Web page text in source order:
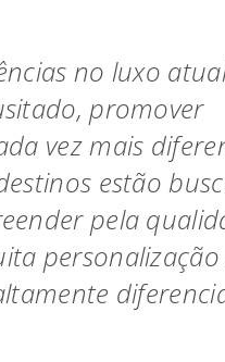
no luxo
promover
vez mais
estão
pela